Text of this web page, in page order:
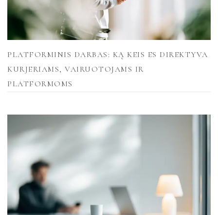
PLATFORMINIS DARBAS: KĄ KEIS ES DIREKTYVA
KURJERIAMS, VAIRUOTOJAMS IR
PLATFORMOMS